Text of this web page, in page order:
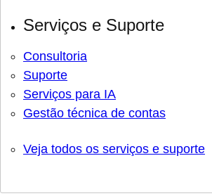
Serviços e Suporte
Consultoria
Suporte
Serviços para IA
Gestão técnica de contas
Veja todos os serviços e suporte